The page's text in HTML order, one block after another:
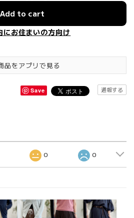
Add to cart
にお住まいの方向け
品をアプリで見る
Save 通報する
0 0